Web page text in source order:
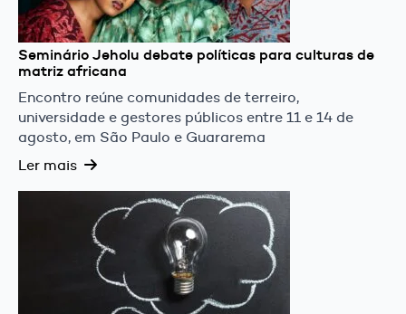
Seminário Jeholu debate políticas para culturas de
matriz africana
Encontro reúne comunidades de terreiro,
universidade e gestores públicos entre 11 e 14 de
agosto, em São Paulo e Guararema
Ler mais